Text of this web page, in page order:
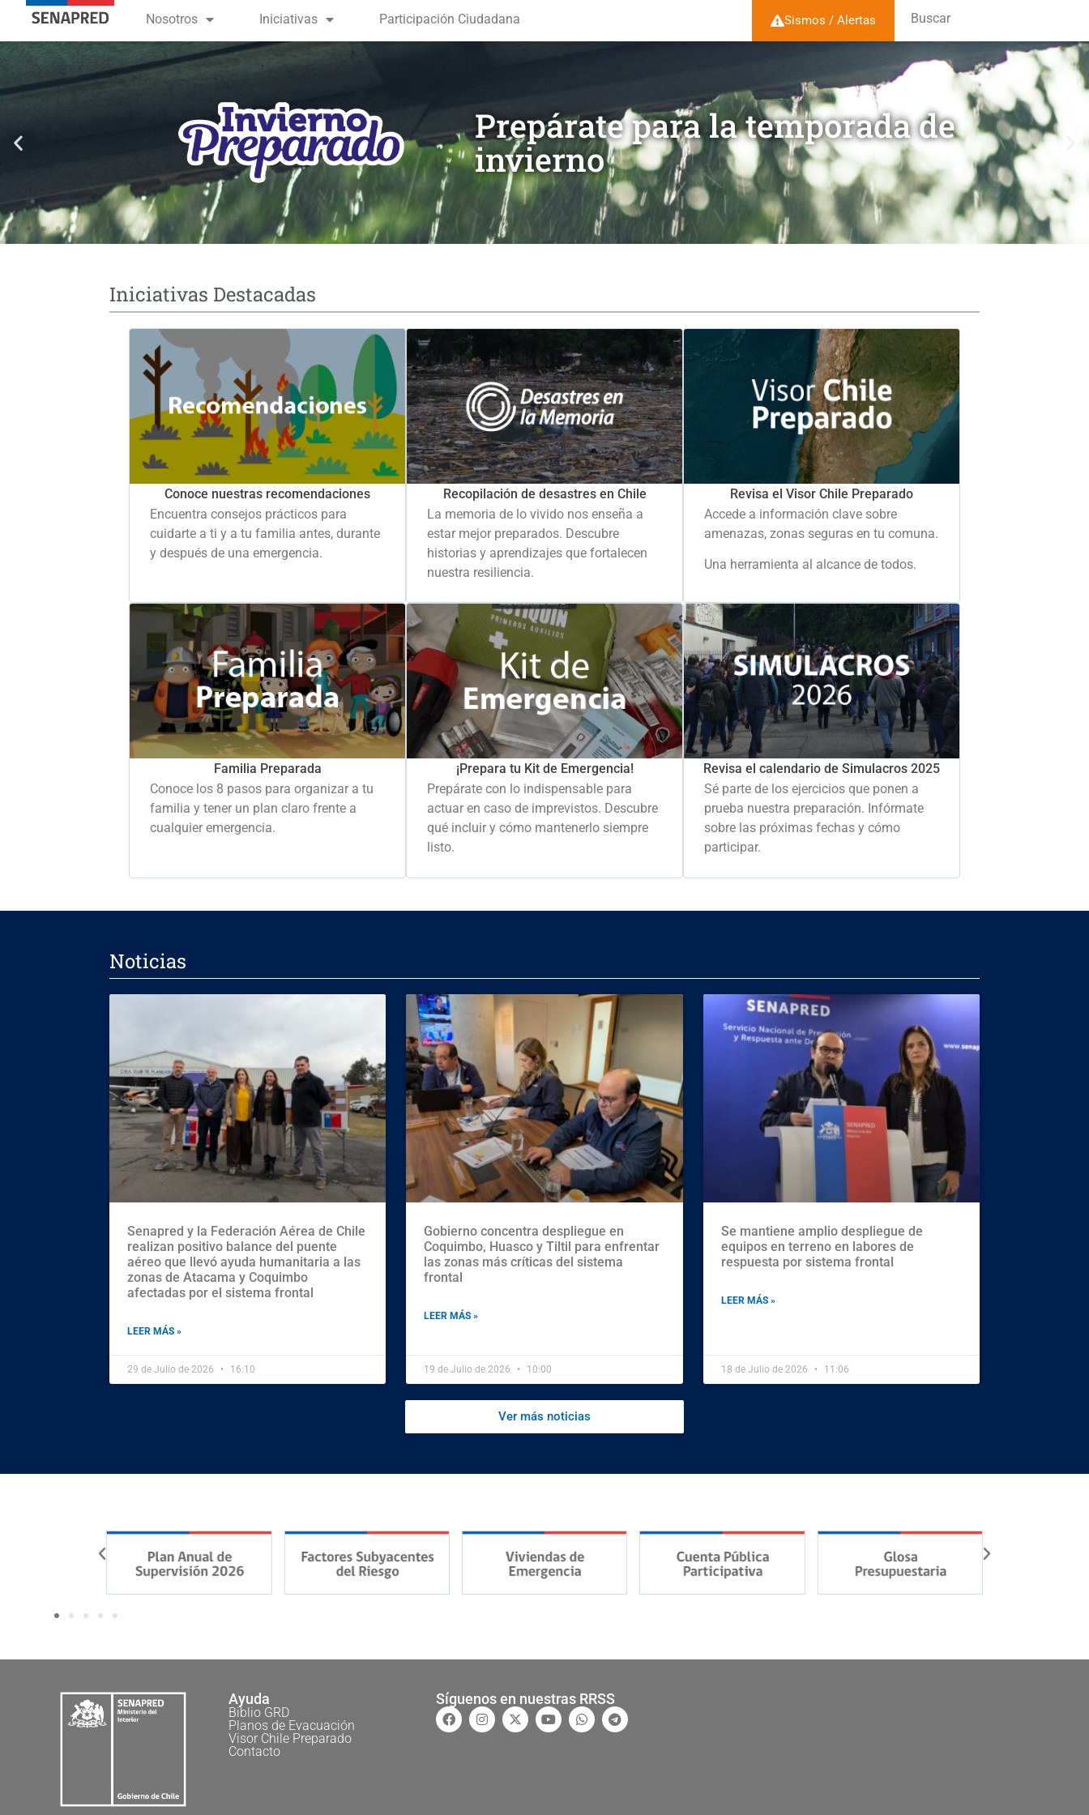
contenido
Nosotros Iniciativas Participación Ciudadana Sismos / Alertas Buscar
Prepárate para la temporada de
invierno
Iniciativas Destacadas
Conoce nuestras recomendaciones
Encuentra consejos prácticos para
cuidarte a ti y a tu familia antes, durante
y después de una emergencia.
Recopilación de desastres en Chile
La memoria de lo vivido nos enseña a
estar mejor preparados. Descubre
historias y aprendizajes que fortalecen
nuestra resiliencia.
Revisa el Visor Chile Preparado
Accede a información clave sobre
amenazas, zonas seguras en tu comuna.
Una herramienta al alcance de todos.
Familia Preparada
Conoce los 8 pasos para organizar a tu
familia y tener un plan claro frente a
cualquier emergencia.
¡Prepara tu Kit de Emergencia!
Prepárate con lo indispensable para
actuar en caso de imprevistos. Descubre
qué incluir y cómo mantenerlo siempre
listo.
Revisa el calendario de Simulacros 2025
Sé parte de los ejercicios que ponen a
prueba nuestra preparación. Infórmate
sobre las próximas fechas y cómo
participar.
Noticias
Senapred y la Federación Aérea de Chile
realizan positivo balance del puente
aéreo que llevó ayuda humanitaria a las
zonas de Atacama y Coquimbo
afectadas por el sistema frontal
LEER MÁS »
29 de Julio de 2026 16:10
Gobierno concentra despliegue en
Coquimbo, Huasco y Tiltil para enfrentar
las zonas más críticas del sistema
frontal
LEER MÁS »
19 de Julio de 2026 10:00
Se mantiene amplio despliegue de
equipos en terreno en labores de
respuesta por sistema frontal
LEER MÁS »
18 de Julio de 2026 11:06
Ver más noticias
Ayuda
Biblio GRD
Planos de Evacuación
Visor Chile Preparado
Contacto
Síguenos en nuestras RRSS